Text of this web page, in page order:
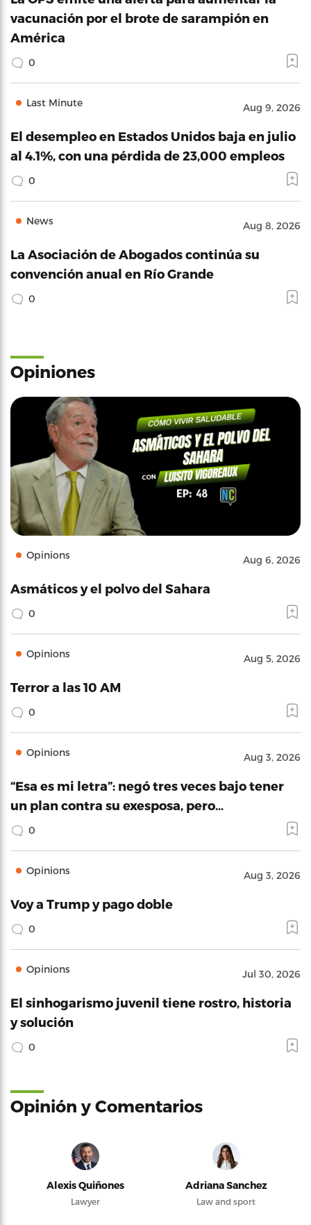
vacunación por el brote de sarampión en
América
0
Last Minute Aug 9, 2026
El desempleo en Estados Unidos baja en julio
al 4.1%, con una pérdida de 23,000 empleos
0
News Aug 8, 2026
La Asociación de Abogados continúa su
convención anual en Río Grande
0
Opiniones
Opinions Aug 6, 2026
Asmáticos y el polvo del Sahara
0
Opinions Aug 5, 2026
Terror a las 10 AM
0
Opinions Aug 3, 2026
“Esa es mi letra”: negó tres veces bajo tener
un plan contra su exesposa, pero…
0
Opinions Aug 3, 2026
Voy a Trump y pago doble
0
Opinions Jul 30, 2026
El sinhogarismo juvenil tiene rostro, historia
y solución
0
Opinión y Comentarios
Alexis Quiñones
Lawyer
Adriana Sanchez
Law and sport